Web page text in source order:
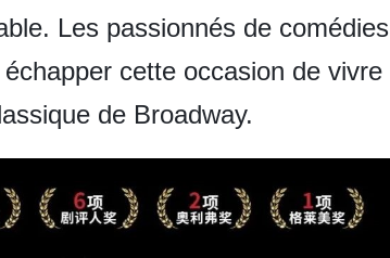
Les passionnés de comédies
cette occasion de vivre
de Broadway.